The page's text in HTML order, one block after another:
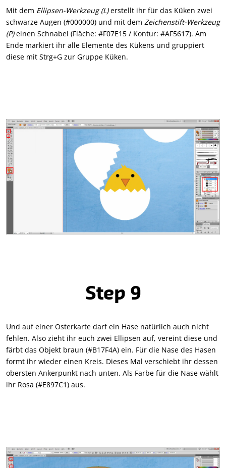
Mit dem Ellipsen-Werkzeug (L)erstellt ihr für das Küken zwei
schwarze Augen (#000000) und mit dem Zeichenstift-Werkzeug
(P)einen Schnabel (Fläche: #F07E15 / Kontur: #AF5617). Am
Ende markiert ihr alle Elemente des Kükens und gruppiert
diese mit Strg+G zur Gruppe Küken.
Step 9
Und auf einer Osterkarte darf ein Hase natürlich auch nicht
fehlen. Also zieht ihr euch zwei Ellipsen auf, vereint diese und
färbt das Objekt braun (#B17F4A) ein. Für die Nase des Hasen
formt ihr wieder einen Kreis. Dieses Mal verschiebt ihr dessen
obersten Ankerpunkt nach unten. Als Farbe für die Nase wählt
ihr Rosa (#E897C1) aus.